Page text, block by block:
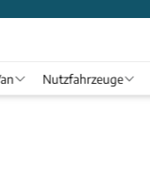
Nutzfahrzeuge